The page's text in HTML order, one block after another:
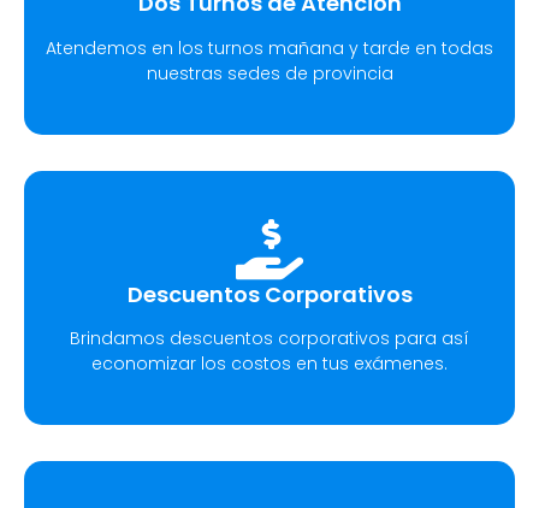
Atendemos en los turnos mañana y tarde en todas
nuestras sedes de provincia
Descuentos Corporativos
Brindamos descuentos corporativos para así
economizar los costos en tus exámenes.